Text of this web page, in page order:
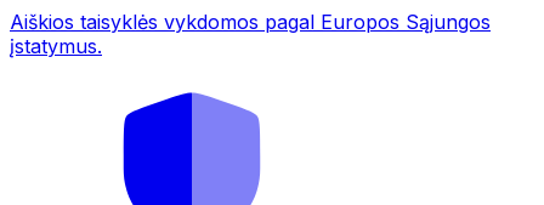
Aiškios taisyklės vykdomos pagal Europos Sąjungos
įstatymus.